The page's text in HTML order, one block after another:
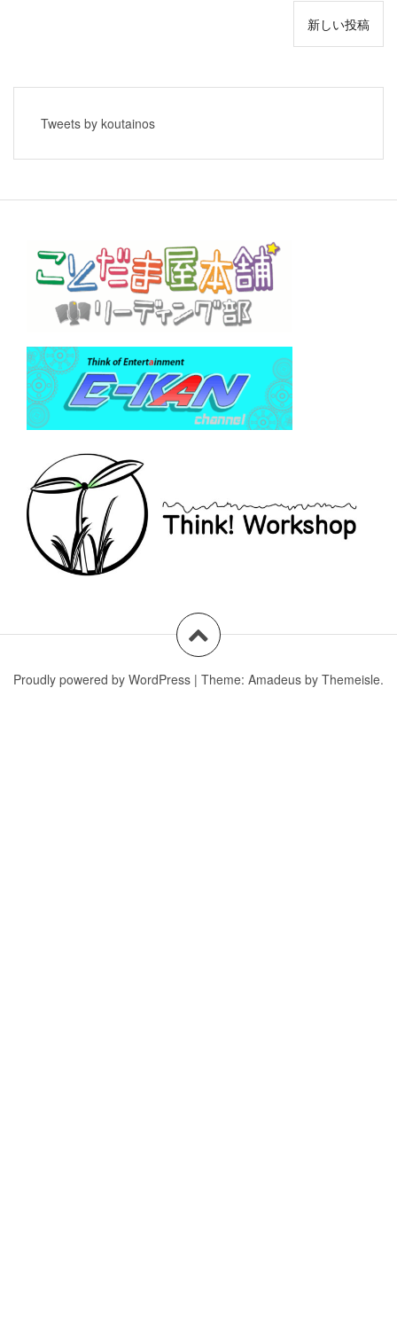
ー
シ
ン
新しい投稿
Tweets by koutainos
Proudly powered by WordPress | Theme: Amadeus by Themeisle.